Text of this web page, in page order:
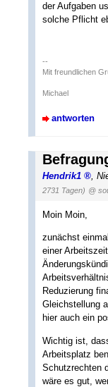
der Aufgaben
solche Pflicht
--
Mit freundlichen
Michael
antworten
Hendrik1 ,
2731 Tagen) @
Moin Moin,
zunächst
einer
Reduzierung
Gleichstellung
hier auch ein
Wichtig ist,
Arbeitsplatz
Schutzrechten
wäre es gut,